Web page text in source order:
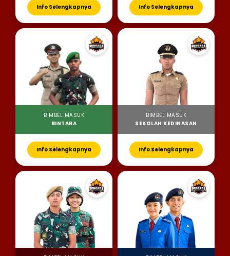
Info Selengkapnya Info Selengkapnya
BIMBEL MASUK
BINTARA
Info Selengkapnya
BIMBEL MASUK
SEKOLAH KEDINASAN
Info Selengkapnya